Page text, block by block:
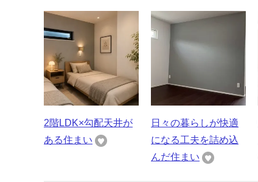
2階LDK×勾配天井が
ある住まい
日々の暮らしが快適
になる工夫を詰め込
んだ住まい